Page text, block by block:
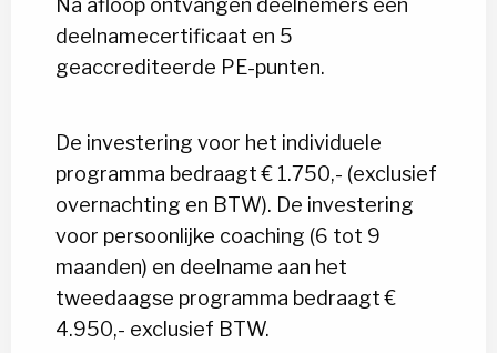
Na afloop ontvangen deelnemers een
deelnamecertificaat en 5
geaccrediteerde PE-punten.
De investering voor het individuele
programma bedraagt € 1.750,- (exclusief
overnachting en BTW). De investering
voor persoonlijke coaching (6 tot 9
maanden) en deelname aan het
tweedaagse programma bedraagt €
4.950,- exclusief BTW.